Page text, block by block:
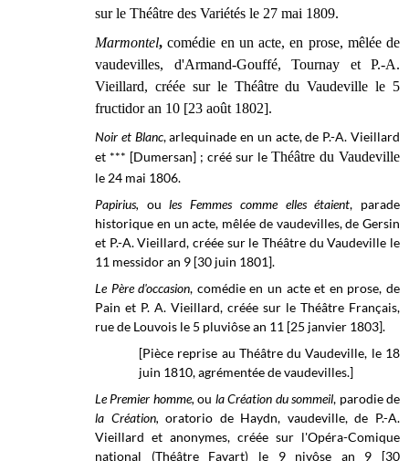
sur le Théâtre des Variétés le 27 mai 1809.
Marmontel, comédie en un acte, en prose, mêlée de
vaudevilles, d'Armand-Gouffé, Tournay et P.-A.
Vieillard, créée sur le Théâtre du Vaudeville le 5
fructidor an 10 [23 août 1802].
Noir et Blanc, arlequinade en un acte, de P.-A. Vieillard
et *** [Dumersan] ; créé sur le Théâtre du Vaudeville
le 24 mai 1806.
Papirius, ou les Femmes comme elles étaient, parade
historique en un acte, mêlée de vaudevilles, de Gersin
et P.-A. Vieillard, créée sur le Théâtre du Vaudeville le
11 messidoran 9 [30 juin 1801].
Le Père d'occasion, comédie en un acte et en prose, de
Pain et P. A. Vieillard, créée sur le Théâtre Français,
rue de Louvois le 5 pluviôse an 11 [25 janvier 1803].
[Pièce reprise au Théâtre du Vaudeville, le 18
juin 1810, agrémentée de vaudevilles.]
Le Premier homme,ou la Création du sommeil, parodie de
la Création,oratorio de Haydn, vaudeville, de P.-A.
Vieillard et anonymes, créée sur l'Opéra-Comique
national (Théâtre Favart) le 9 nivôse an 9 [30